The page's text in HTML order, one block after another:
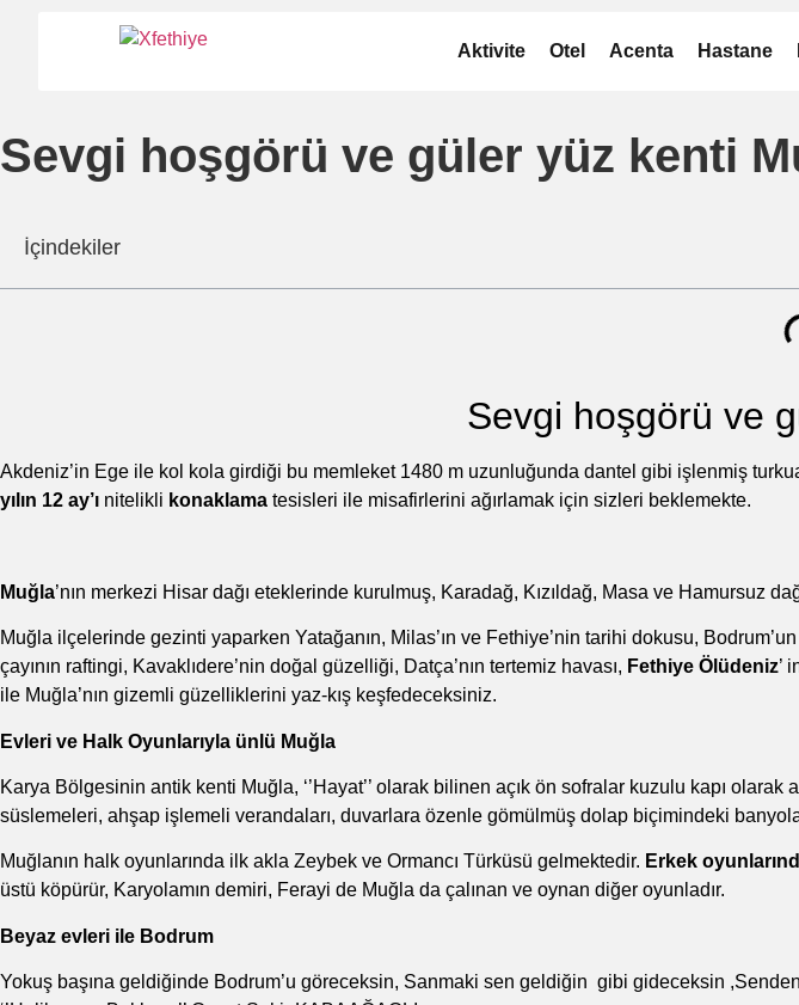
Aktivite Otel Acenta Hastane
Sevgi hoşgörü ve güler yüz kenti
İçindekiler
Sevgi hoşgörü ve
Akdeniz’in Ege ile kol kola girdiği bu memleket 1480 m uzunluğunda dantel gibi işlenmiş
yılın 12 ay’ı nitelikli konaklama tesisleri ile misafirlerini ağırlamak için sizleri beklemekte.
Muğla’nın merkezi Hisar dağı eteklerinde kurulmuş, Karadağ, Kızıldağ, Masa ve Hamursuz
Muğla ilçelerinde gezinti yaparken Yatağanın, Milas’ın ve Fethiye’nin tarihi dokusu,
çayının raftingi, Kavaklıdere’nin doğal güzelliği, Datça’nın tertemiz havası, Fethiye Ölüdeniz’
ile Muğla’nın gizemli güzelliklerini yaz-kış keşfedeceksiniz.
Evleri ve Halk Oyunlarıyla ünlü Muğla
Karya Bölgesinin antik kenti Muğla, ‘’Hayat’’ olarak bilinen açık ön sofralar kuzulu kapı
süslemeleri, ahşap işlemeli verandaları, duvarlara özenle gömülmüş dolap biçimindeki
Muğlanın halk oyunlarında ilk akla Zeybek ve Ormancı Türküsü gelmektedir. Erkek
üstü köpürür, Karyolamın demiri, Ferayi de Muğla da çalınan ve oynan diğer oyunladır.
Beyaz evleri ile Bodrum
Yokuş başına geldiğinde Bodrum’u göreceksin, Sanmaki sen geldiğin gibi gideceksin